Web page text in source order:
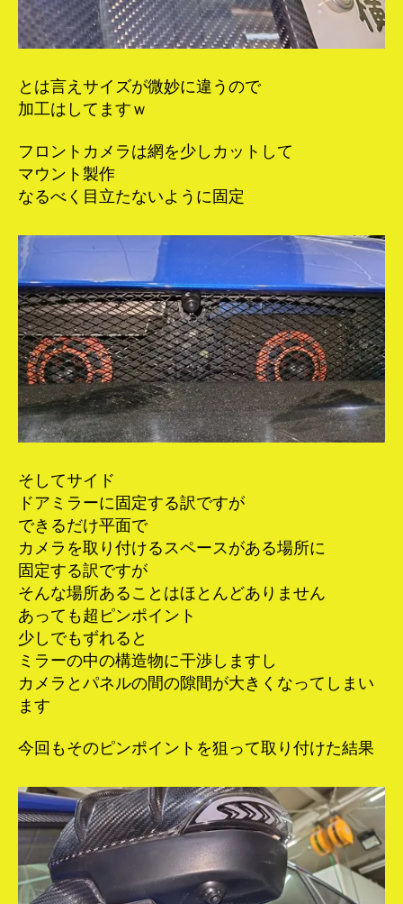
とは言えサイズが微妙に違うので
加工はしてますｗ
フロントカメラは網を少しカットして
マウント製作
なるべく目立たないように固定
そしてサイド
ドアミラーに固定する訳ですが
できるだけ平面で
カメラを取り付けるスペースがある場所に
固定する訳ですが
そんな場所あることはほとんどありません
あっても超ピンポイント
少しでもずれると
ミラーの中の構造物に干渉しますし
カメラとパネルの間の隙間が大きくなってしまい
ます
今回もそのピンポイントを狙って取り付けた結果